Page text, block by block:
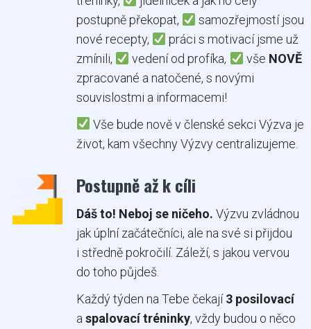
postupně překopat,
samozřejmostí jsou
nové recepty,
práci s motivací jsme už
zmínili,
vedení od profíka, vše NOVĚ
zpracované a natočené, s novými
souvislostmi a informacemi!
Vše bude nově v členské sekci Výzva je
život, kam všechny Výzvy centralizujeme.
Postupně až k cíli
Dáš to! Neboj se ničeho. Výzvu zvládnou
jak úplní začátečníci, ale na své si přijdou
i středně pokročilí. Záleží, s jakou vervou
do toho půjdeš.
Každý týden na Tebe čekají3 posilovací
a spalovací tréninky, vždy budou o něco